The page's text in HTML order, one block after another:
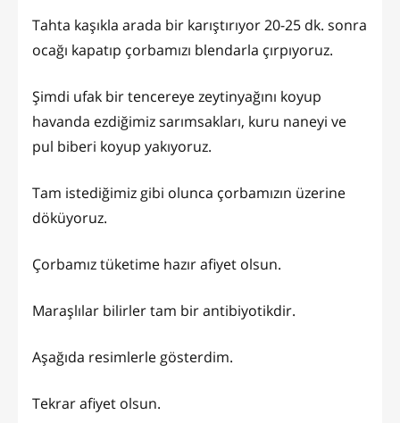
Tahta kaşıkla arada bir karıştırıyor 20-25 dk. sonra
ocağı kapatıp çorbamızı blendarla çırpıyoruz.
Şimdi ufak bir tencereye zeytinyağını koyup
havanda ezdiğimiz sarımsakları, kuru naneyi ve
pul biberi koyup yakıyoruz.
Tam istediğimiz gibi olunca çorbamızın üzerine
döküyoruz.
Çorbamız tüketime hazır afiyet olsun.
Maraşlılar bilirler tam bir antibiyotikdir.
Aşağıda resimlerle gösterdim.
Tekrar afiyet olsun.